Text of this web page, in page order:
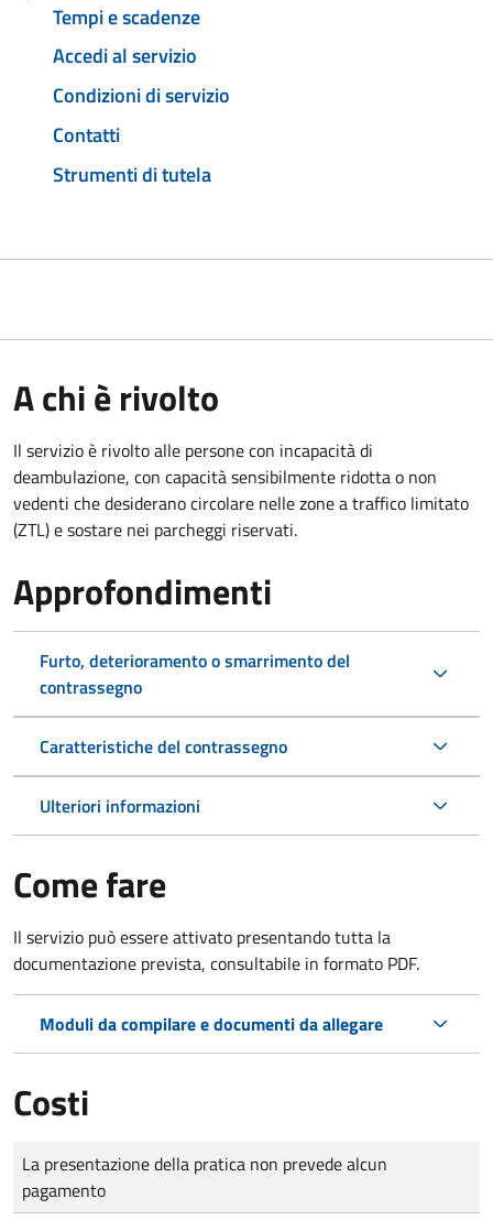
Tempi e scadenze
Accedi al servizio
Condizioni di servizio
Contatti
Strumenti di tutela
A chi è rivolto
Il servizio è rivolto alle persone con incapacità di
deambulazione, con capacità sensibilmente ridotta o non
vedenti che desiderano circolare nelle zone a traffico limitato
(ZTL) e sostare nei parcheggi riservati.
Approfondimenti
Furto, deterioramento o smarrimento del
contrassegno
Caratteristiche del contrassegno
Ulteriori informazioni
Come fare
Il servizio può essere attivato presentando tutta la
documentazione prevista, consultabile in formato PDF.
Moduli da compilare e documenti da allegare
Costi
Tipo di pagamento
Importo
La presentazione della pratica non prevede alcun
pagamento